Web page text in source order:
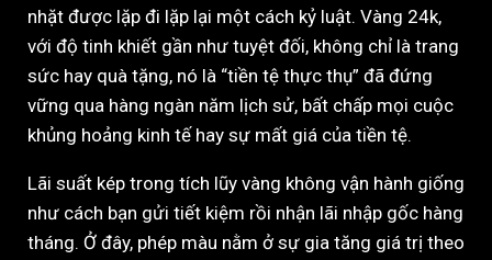
nhặt được lặp đi lặp lại một cách kỷ luật. Vàng 24k,
với độ tinh khiết gần như tuyệt đối, không chỉ là trang
sức hay quà tặng, nó là “tiền tệ thực thụ” đã đứng
vững qua hàng ngàn năm lịch sử, bất chấp mọi cuộc
khủng hoảng kinh tế hay sự mất giá của tiền tệ.
Lãi suất kép trong tích lũy vàng không vận hành giống
như cách bạn gửi tiết kiệm rồi nhận lãi nhập gốc hàng
tháng. Ở đây, phép màu nằm ở sự gia tăng giá trị theo